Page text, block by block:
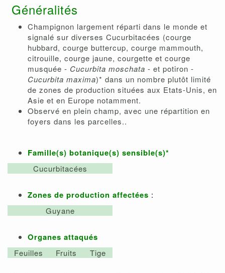
Généralités
Champignon largement réparti dans le monde et
signalé sur diverses Cucurbitacées (courge
hubbard, courge buttercup, courge mammouth,
citrouille, courge jaune, courgette et courge
musquée - Cucurbita moschata - et potiron -
Cucurbita maxima)* dans un nombre plutôt limité
de zones de production situées aux Etats-Unis, en
Asie et en Europe notamment.
Observé en plein champ, avec une répartition en
foyers dans les parcelles..
Famille(s) botanique(s) sensible(s)*
Cucurbitacées
Zones de production affectées :
Guyane
Organes attaqués
Feuilles Fruits Tige